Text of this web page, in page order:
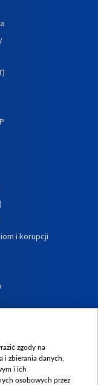
i korupcji
zgody na
i zbierania danych,
i ich
osobowych przez